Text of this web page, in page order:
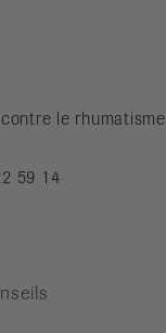
le rhumatisme
59 14